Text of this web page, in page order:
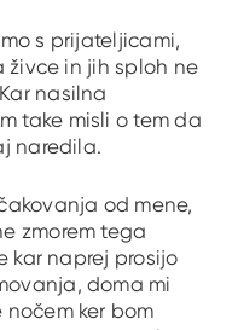
s prijateljicami,
živce in jih sploh ne
nasilna
take misli o tem da
naredila.
od mene,
zmorem tega
kar naprej prosijo
doma mi
ker bom